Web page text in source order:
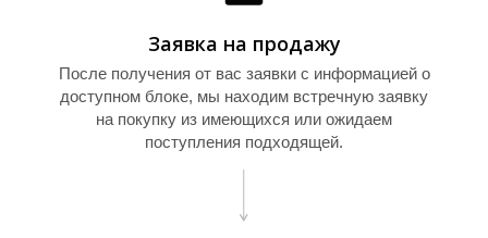
Заявка на продажу
После получения от вас заявки с информацией о
доступном блоке, мы находим встречную заявку
на покупку из имеющихся или ожидаем
поступления подходящей.